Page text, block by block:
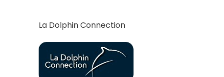
La Dolphin Connection